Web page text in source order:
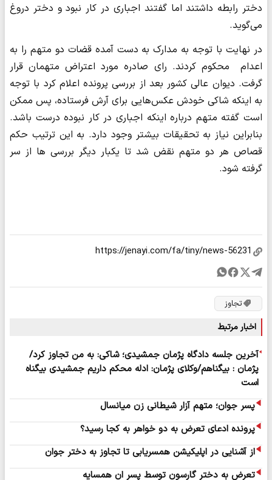
دختر رابطه داشتند اما گفتند اجباری در کار نبود و دختر دروغ
می‌گوید.
در نهایت با توجه به مدارک به دست آمده قضات دو متهم را به
اعدام محکوم کردند. رای صادره مورد اعتراض متهمان قرار
گرفت. دیوان عالی کشور بعد از بررسی پرونده اعلام کرد با توجه
به اینکه شاکی خودش عکس‌هایی برای آرش فرستاده، پس ممکن
است گفته متهم درباره اینکه اجباری در کار نبوده درست باشد.
بنابراین نیاز به تحقیقات بیشتر وجود دارد. به این ترتیب حکم
قصاص هر دو متهم نقض شد تا یکبار دیگر بررسی ها از سر
گرفته شود.
تجاوز
اخبار مرتبط
آخرین جلسه دادگاه پژمان جمشیدی؛ شاکی: به من تجاوز کرد/
پژمان : بیگناهم/وکلای پژمان: ادله محکم داریم جمشیدی بیگناه
است
پسر جوان؛ متهم آزار شیطانی زن میانسال
پرونده ادعای تعرض به دو خواهر به کجا رسید؟
از آشنایی در اپلیکیشن همسریابی تا تجاوز به دختر جوان
تعرض به دختر گارسون توسط پسر ان همسایه